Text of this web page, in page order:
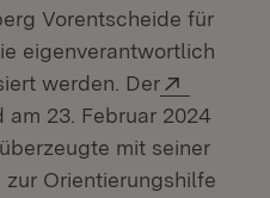
Vorentscheide für
eigenverantwortlich
werden. Der
in neuem Fenster)
am 23. Februar 2024
mit seiner
Orientierungshilfe